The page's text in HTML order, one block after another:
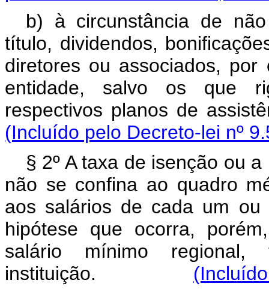
b) à circunstância de
título, dividendos,
diretores ou associados,
entidade, salvo os que
respectivos planos
(Incluído pelo Decreto-lei nº
§ 2º A taxa de isenção ou
não se confina ao quadro
aos salários de cada um ou
hipótese que ocorra,
salário mínimo
instituição.